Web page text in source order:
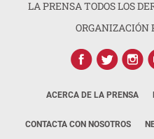
LA PRENSA TODOS LOS
ORGANIZACIÓN
ACERCA DE LA PRENSA
CONTACTA CON NOSOTROS